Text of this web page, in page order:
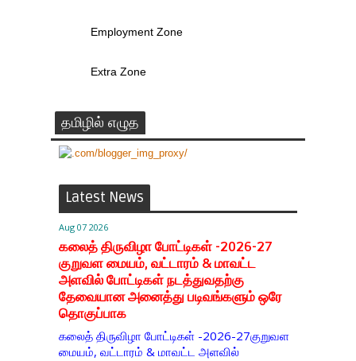
Employment Zone
Extra Zone
தமிழில் எழுத
Latest News
Aug 07 2026
கலைத் திருவிழா போட்டிகள் -2026-27
குறுவள மையம், வட்டாரம் & மாவட்ட
அளவில் போட்டிகள் நடத்துவதற்கு
தேவையான அனைத்து படிவங்களும் ஒரே
தொகுப்பாக
கலைத் திருவிழா போட்டிகள் -2026-27குறுவள
மையம், வட்டாரம் & மாவட்ட அளவில்